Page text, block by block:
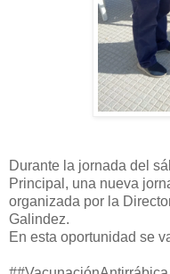
Durante la jornada del
Principal, una nueva
organizada por la
Galindez.
En esta oportunidad se